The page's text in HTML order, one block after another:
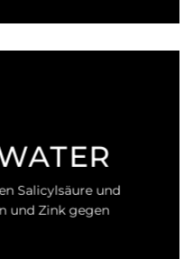
Salicylsäure und
und Zink gegen